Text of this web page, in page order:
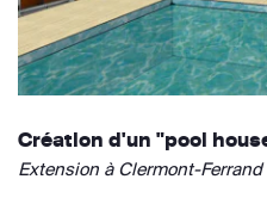
Création d'un "pool
Extension à Clermont-Ferrand